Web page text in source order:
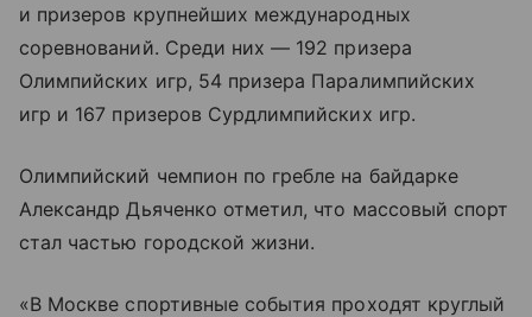
и призеров крупнейших международных
соревнований. Среди них — 192 призера
Олимпийских игр, 54 призера Паралимпийских
игр и 167 призеров Сурдлимпийских игр.
Олимпийский чемпион по гребле на байдарке
Александр Дьяченко отметил, что массовый спорт
стал частью городской жизни.
«В Москве спортивные события проходят круглый